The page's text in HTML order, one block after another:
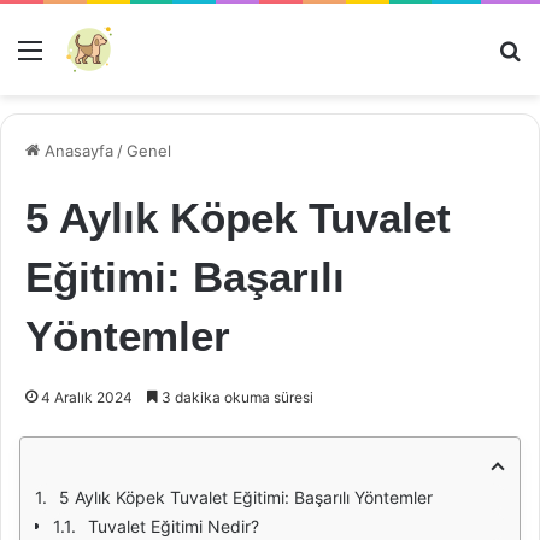
Menü
Anasayfa /Genel
5 Aylık Köpek Tuvalet
Eğitimi: Başarılı
Yöntemler
4 Aralık 2024 3 dakika okuma süresi
5 Aylık Köpek Tuvalet Eğitimi: Başarılı Yöntemler
Tuvalet Eğitimi Nedir?